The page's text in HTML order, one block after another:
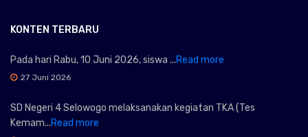
KONTEN TERBARU
Pada hari Rabu, 10 Juni 2026, siswa ...Read more
27 Juni 2026
SD Negeri 4 Selowogo melaksanakan kegiatan TKA (Tes
Kemam...Read more